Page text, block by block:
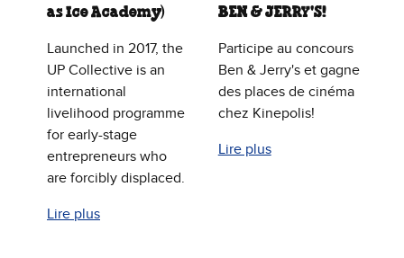
as Ice Academy)
Launched in 2017, the
UP Collective is an
international
livelihood programme
for early-stage
entrepreneurs who
are forcibly displaced.
Lire plus
BEN & JERRY'S!
Participe au concours
Ben & Jerry's et gagne
des places de cinéma
chez Kinepolis!
Lire plus